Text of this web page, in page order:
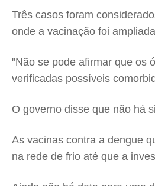
Três casos foram
onde a vacinação foi
"Não se pode afirmar que os
verificadas possíveis
O governo disse que não há
As vacinas contra a dengue
na rede de frio até que a